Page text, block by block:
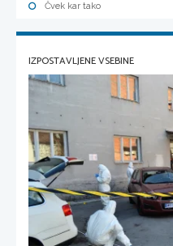
Čvek kar tako
IZPOSTAVLJENE VSEBINE